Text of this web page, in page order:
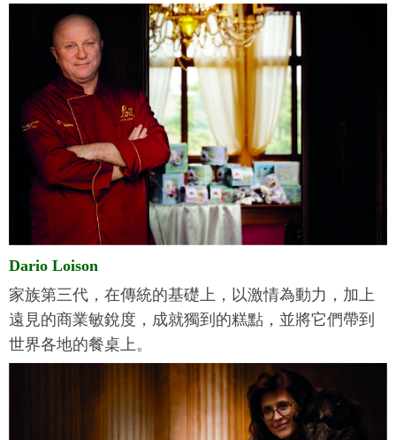
Dario Loison
家族第三代，在傳統的基礎上，以激情為動力，加上
遠見的商業敏銳度，成就獨到的糕點，並將它們帶到
世界各地的餐桌上。